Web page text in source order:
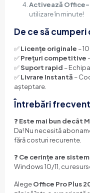
Activează
utilizare în minute!
De ce să cumperi
✅Licențe originale –
✅Prețuri competitive
✅Suport rapid –
✅Livrare Instantă –
așteptare.
Întrebări
❓ Este mai bun decât
Da! Nu necesită
fără costuri recurente.
❓ Ce cerințe are
Windows 10/11, cu
AlegeOffice Pro Plus